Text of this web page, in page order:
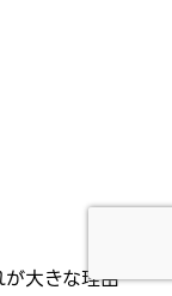
大きな理由